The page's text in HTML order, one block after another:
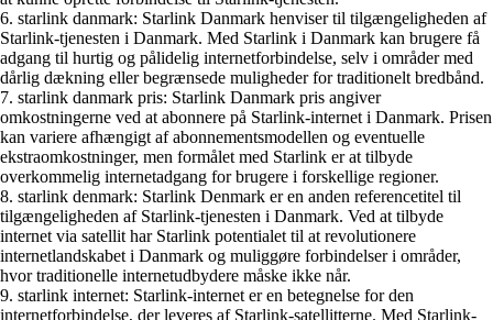
6. starlink danmark: Starlink Danmark henviser til tilgængeligheden af ​​
Starlink-tjenesten i Danmark. Med Starlink i Danmark kan brugere få
adgang til hurtig og pålidelig internetforbindelse, selv i områder med
dårlig dækning eller begrænsede muligheder for traditionelt bredbånd.
7. starlink danmark pris: Starlink Danmark pris angiver
omkostningerne ved at abonnere på Starlink-internet i Danmark. Prisen
kan variere afhængigt af abonnementsmodellen og eventuelle
ekstraomkostninger, men formålet med Starlink er at tilbyde
overkommelig internetadgang for brugere i forskellige regioner.
8. starlink denmark: Starlink Denmark er en anden referencetitel til
tilgængeligheden af Starlink-tjenesten i Danmark. Ved at tilbyde
internet via satellit har Starlink potentialet til at revolutionere
internetlandskabet i Danmark og muliggøre forbindelser i områder,
hvor traditionelle internetudbydere måske ikke når.
9. starlink internet: Starlink-internet er en betegnelse for den
internetforbindelse, der leveres af Starlink-satellitterne. Med Starlink-